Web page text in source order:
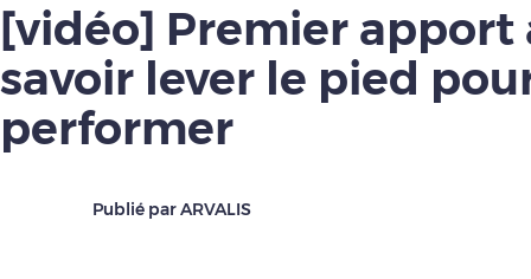
[vidéo] Premier apport
savoir lever le pied
performer
Publié par ARVALIS